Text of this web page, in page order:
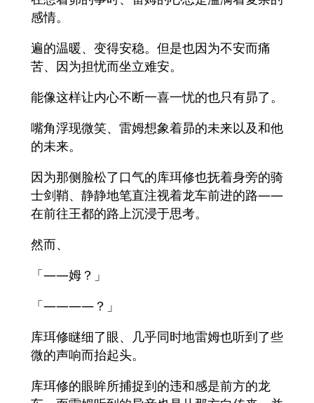
感情。
遍的温暖、变得安稳。但是也因为不安而痛
苦、因为担忧而坐立难安。
能像这样让内心不断一喜一忧的也只有昴了。
嘴角浮现微笑、雷姆想象着昴的未来以及和他
的未来。
因为那侧脸松了口气的库珥修也抚着身旁的骑
士剑鞘、静静地笔直注视着龙车前进的路――
在前往王都的路上沉浸于思考。
然而、
「――姆？」
「――――？」
库珥修瞇细了眼、几乎同时地雷姆也听到了些
微的声响而抬起头。
库珥修的眼眸所捕捉到的违和感是前方的龙